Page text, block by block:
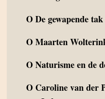
ODe gewapende
OMaarten
ONaturisme en de
O Caroline van der